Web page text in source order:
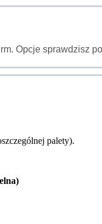
Opcje sprawdzisz
palety).